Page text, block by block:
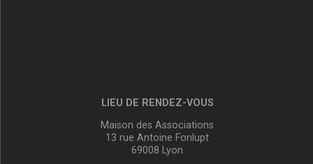
LIEU DE RENDEZ-VOUS
Maison des Associations
13 rue Antoine Fonlupt
69008 Lyon